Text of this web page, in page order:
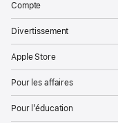
Compte
Divertissement
Apple Store
Pour les affaires
Pour l’éducation